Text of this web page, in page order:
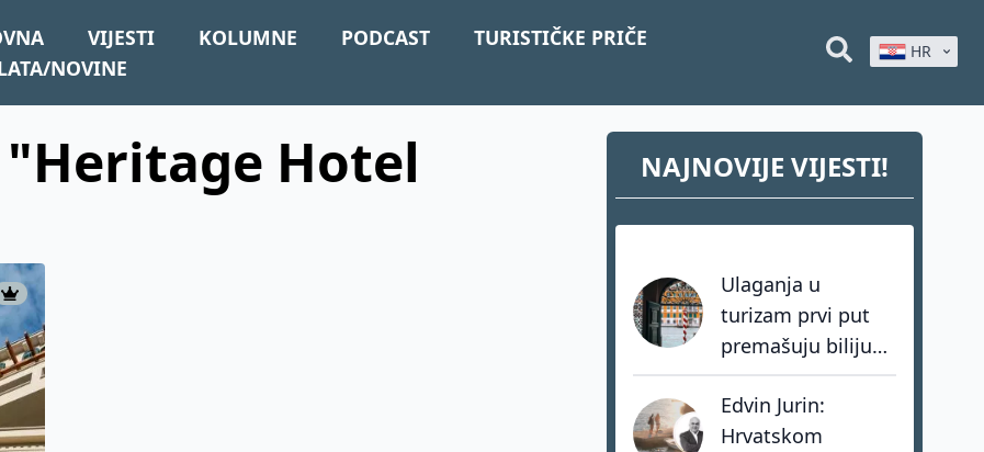
VIJESTI KOLUMNE PODCAST
TURISTIČKE PRIČE
NOVINE
HR
Hotel NAJNOVIJE VIJESTI!
Ulaganja u
turizam prvi put
premašuju bilijun
dolara: investitori
biraju destinacije s
dugoročnom
Edvin Jurin:
Hrvatskom